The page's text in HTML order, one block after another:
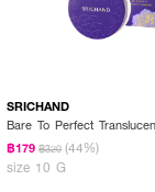
SRICHAND
Bare To Perfect
฿179 ฿320 (44%)
size 10 G